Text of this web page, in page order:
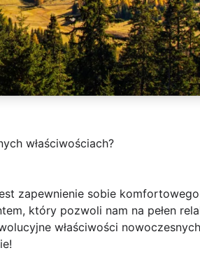
właściwościach?
zapewnienie sobie
który pozwoli nam na pełen
właściwości